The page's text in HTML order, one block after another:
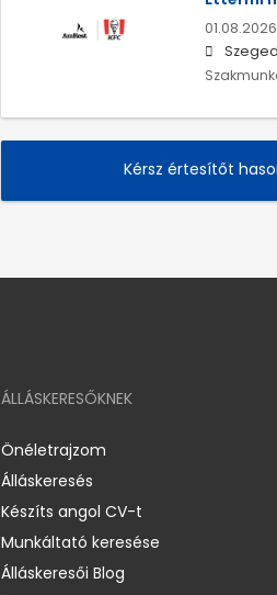
Szeged
Kérsz értesítőt
ÁLLÁSKERESŐKNEK
Önéletrajzom
Álláskeresés
Készíts angol CV-t
Munkáltató keresése
Álláskeresői Blog